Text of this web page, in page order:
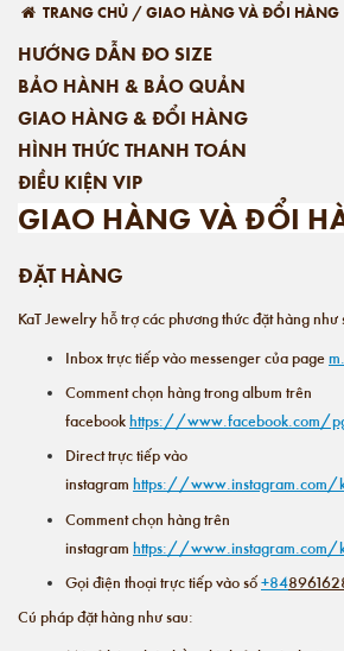
TRANG CHỦ /GIAO HÀNG VÀ ĐỔI HÀNG
HƯỚNG DẪN ĐO SIZE
BẢO HÀNH & BẢO QUẢN
GIAO HÀNG & ĐỔI HÀNG
HÌNH THỨC THANH TOÁN
ĐIỀU KIỆN VIP
GIAO HÀNG VÀ ĐỔI
ĐẶT HÀNG
KaT Jewelry hỗ trợ các phương thức đặt hàng như
Inbox trực tiếp vào messenger của page
Comment chọn hàng trong album trên
facebookhttps://www.facebook.com/
Direct trực tiếp vào
instagram https://
Comment chọn hàng trên
instagram https://
Gọi điện thoại trực tiếp vào số+84
Cú pháp đặt hàng như sau: